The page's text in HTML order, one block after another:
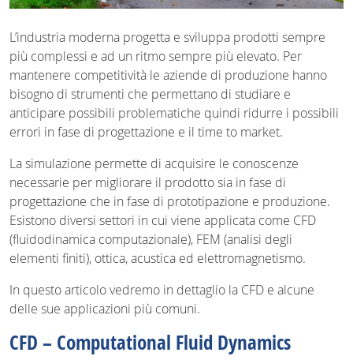
L’industria moderna progetta e sviluppa prodotti sempre
più complessi e ad un ritmo sempre più elevato. Per
mantenere competitività le aziende di produzione hanno
bisogno di strumenti che permettano di studiare e
anticipare possibili problematiche quindi ridurre i possibili
errori in fase di progettazione e il time to market.
La simulazione permette di acquisire le conoscenze
necessarie per migliorare il prodotto sia in fase di
progettazione che in fase di prototipazione e produzione.
Esistono diversi settori in cui viene applicata come CFD
(fluidodinamica computazionale), FEM (analisi degli
elementi finiti), ottica, acustica ed elettromagnetismo.
In questo articolo vedremo in dettaglio la CFD e alcune
delle sue applicazioni più comuni.
CFD – Computational Fluid Dynamics